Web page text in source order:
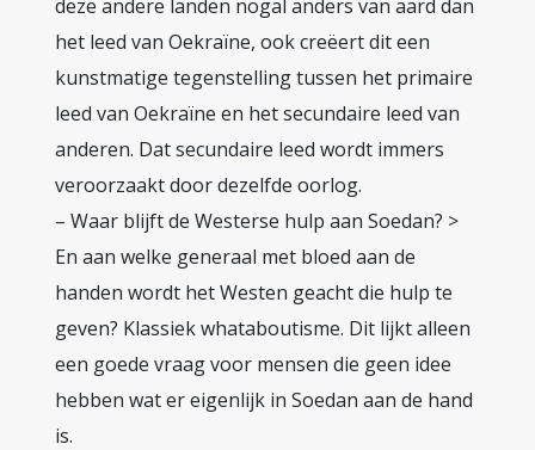
deze andere landen nogal anders van aard dan
het leed van Oekraïne, ook creëert dit een
kunstmatige tegenstelling tussen het primaire
leed van Oekraïne en het secundaire leed van
anderen. Dat secundaire leed wordt immers
veroorzaakt door dezelfde oorlog.
– Waar blijft de Westerse hulp aan Soedan? >
En aan welke generaal met bloed aan de
handen wordt het Westen geacht die hulp te
geven? Klassiek whataboutisme. Dit lijkt alleen
een goede vraag voor mensen die geen idee
hebben wat er eigenlijk in Soedan aan de hand
is.